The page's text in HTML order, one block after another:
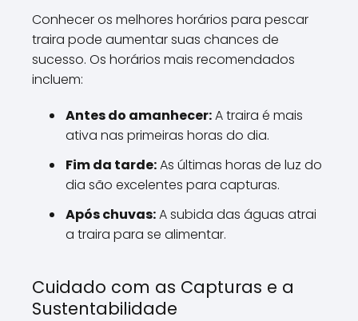
Conhecer os melhores horários para pescar
traira pode aumentar suas chances de
sucesso. Os horários mais recomendados
incluem:
Antes do amanhecer:A traira é mais
ativa nas primeiras horas do dia.
Fim da tarde:As últimas horas de luz do
dia são excelentes para capturas.
Após chuvas:A subida das águas atrai
a traira para se alimentar.
Cuidado com as Capturas e a
Sustentabilidade